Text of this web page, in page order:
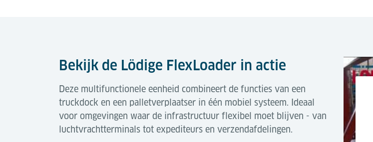
Bekijk de Lödige FlexLoader in actie
Deze multifunctionele eenheid combineert de functies van een
truckdock en een palletverplaatser in één mobiel systeem. Ideaal
voor omgevingen waar de infrastructuur flexibel moet blijven - van
luchtvrachtterminals tot expediteurs en verzendafdelingen.